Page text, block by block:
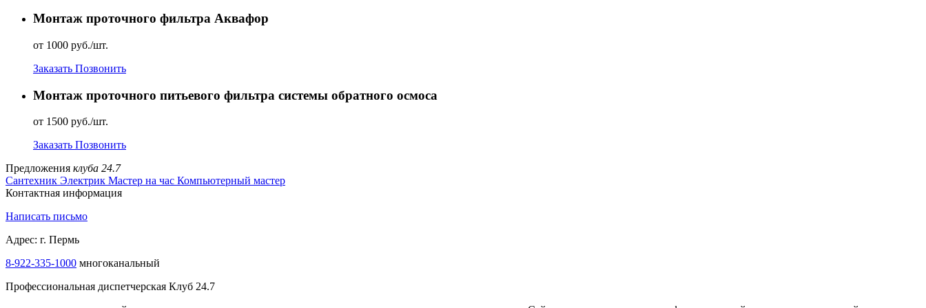
Монтаж проточного фильтра Аквафор
от 1000 руб./шт.
Заказать Позвонить
Монтаж проточного питьевого фильтра системы обратного осмоса
от 1500 руб./шт.
Заказать Позвонить
Предложения клуба 24.7
Сантехник Электрик Мастер на час Компьютерный мастер
Контактная информация
Написать письмо
Адрес: г. Пермь
8-922-335-1000 многоканальный
Профессиональная диспетчерская Клуб 24.7